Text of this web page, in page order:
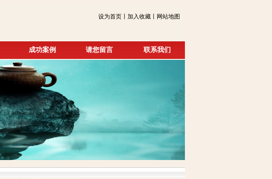
设为首页丨加入收藏丨网站地图
成功案例 请您留言 联系我们